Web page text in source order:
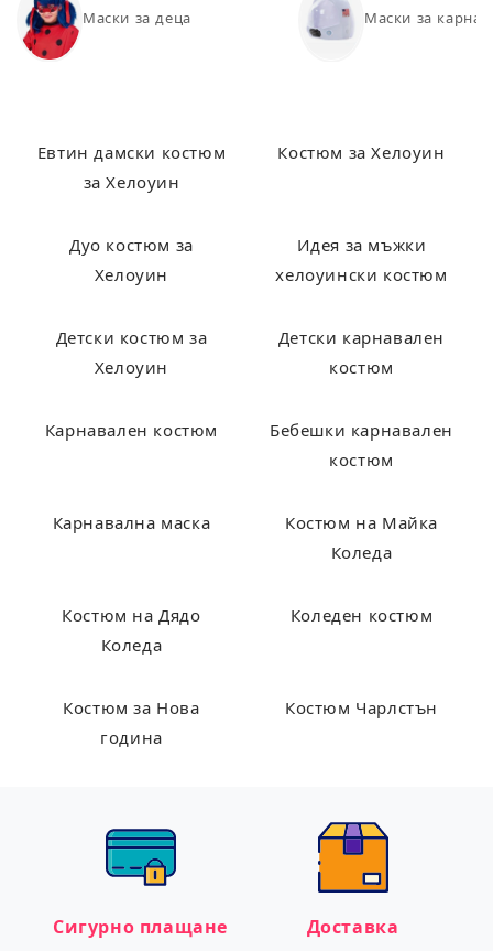
Маски за деца Маски за
Евтин дамски костюм
за Хелоуин
Костюм за Хелоуин
Дуо костюм за
Хелоуин
Идея за мъжки
хелоуински костюм
Детски костюм за
Хелоуин
Детски карнавален
костюм
Карнавален костюм
Бебешки карнавален
костюм
Карнавална маска
Костюм на Майка
Коледа
Костюм на Дядо
Коледа
Коледен костюм
Костюм за Нова
година
Костюм Чарлстън
Сигурно плащане Доставка